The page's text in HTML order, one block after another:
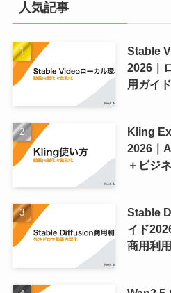
人気記事
Stable
2026｜
用ガイド
Kling
2026｜
＋ビジ
Stable
イド
商用利